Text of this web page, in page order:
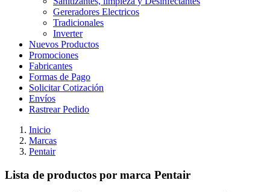
Gereradores Electricos
Tradicionales
Inverter
Nuevos Productos
Promociones
Fabricantes
Formas de Pago
Solicitar Cotización
Envíos
Rastrear Pedido
Inicio
Marcas
Pentair
Lista de productos por marca Pentair